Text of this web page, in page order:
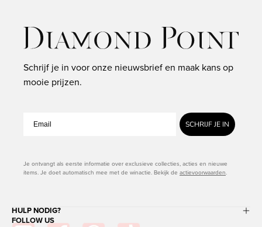
Schrijf je in voor onze nieuwsbrief en maak kans op
mooie prijzen.
SCHRIJF JE IN
Je ontvangt als eerste informatie over exclusieve collecties, acties en nieuwe
items. Je doet automatisch mee met de winactie. Bekijk de actievoorwaarden.
HULP NODIG?
FOLLOW US